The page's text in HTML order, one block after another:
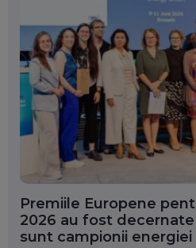
Premiile Europene
2026 au fost
sunt campionii energiei